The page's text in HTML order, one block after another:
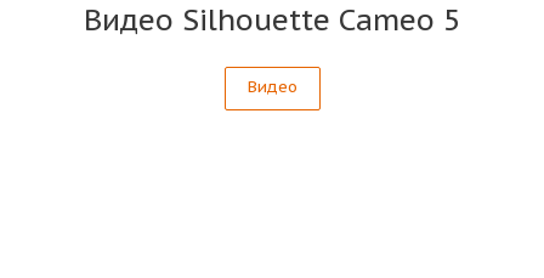
Видео Silhouette Cameo 5
Видео